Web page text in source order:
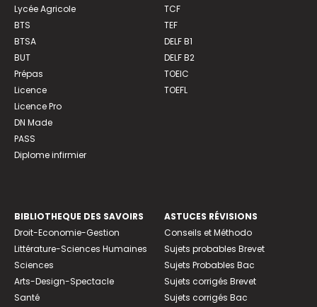
Lycée Agricole
BTS
BTSA
BUT
Prépas
Licence
Licence Pro
DN Made
PASS
Diplome infirmier
TCF
TEF
DELF B1
DELF B2
TOEIC
TOEFL
BIBLIOTHEQUE DES SAVOIRS
Droit-Economie-Gestion
Littérature-Sciences Humaines
Sciences
Arts-Design-Spectacle
Santé
ASTUCES RÉVISIONS
Conseils et Méthodo
Sujets probables Brevet
Sujets Probables Bac
Sujets corrigés Brevet
Sujets corrigés Bac